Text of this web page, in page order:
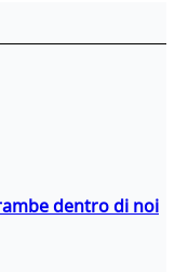
dentro di noi